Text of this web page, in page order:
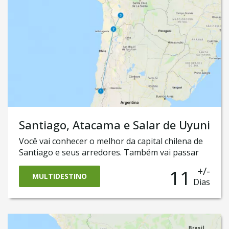
onde você poderá admirar o mundialmente
conhecido Deserto do Atacama, no Chile.
Santiago, Atacama e Salar de Uyuni
Você vai conhecer o melhor da capital chilena de
Santiago e seus arredores. Também vai passar
uns dias em San Pedro do Atacama, onde vai
conhecer as majestosas paisagens desérticas. E,
para fechar com chave de ouro, também vai
cruzar a fronteira até a Bolívia para ter uma
sal da Bolívia, o Salar de Uyuni! Code of conduct
MULTIDESTINO 11 +/-
Dias